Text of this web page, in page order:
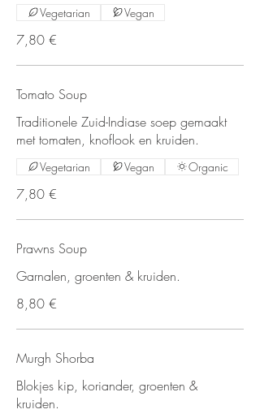
7,80 €
Vegetarian Vegan
Tomato Soup
Traditionele Zuid-Indiase soep gemaakt
met tomaten, knoflook en kruiden.
7,80 €
Vegetarian Vegan Organic
Prawns Soup
Garnalen, groenten & kruiden.
8,80 €
Murgh Shorba
Blokjes kip, koriander, groenten &
kruiden.